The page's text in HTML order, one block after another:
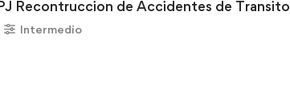
Recontruccion de Accidentes de Transito
Intermedio